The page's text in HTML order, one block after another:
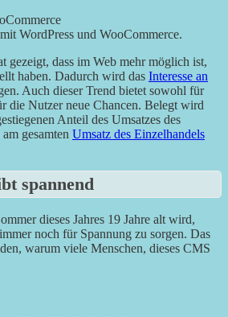
WordPress und WooCommerce.
gezeigt, dass im Web mehr möglich ist,
haben. Dadurch wird das Interesse an
Auch dieser Trend bietet sowohl für
die Nutzer neue Chancen. Belegt wird
Anteil des Umsatzes des
gesamten Umsatz des Einzelhandels
spannend
dieses Jahres 19 Jahre alt wird,
noch für Spannung zu sorgen. Das
warum viele Menschen, dieses CMS